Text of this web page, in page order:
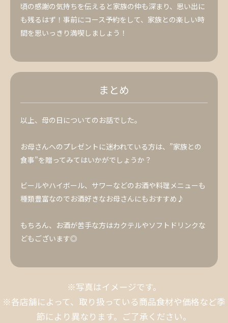
頃の感謝の気持ちを伝えると家族の仲も深まり、思い出に
も残るはず！事前にコース予約をして、家族との楽しい時
間を思いっきり満喫しましょう！
まとめ
以上、母の日についてのお話でした。
お母さんへのプレゼントに迷われている方は、”家族との
食事”を贈ってみてはいかがでしょうか？
ビールやハイボール、サワーなどのお酒や料理メニューも
種類豊富なのでお酒好きなお母さんにもおすすめ♪
もちろん、お酒が苦手な方はカクテルやソフトドリンクな
どもございます◎
※写真はイメージです。
※各店舗によって、取り扱っている商品食材や価格など季
節により異なります。ご了承ください。